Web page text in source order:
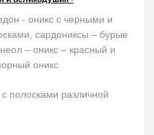
- оникс с черными и
сардониксы – бурые
– оникс – красный и
оникс
с полосками различной